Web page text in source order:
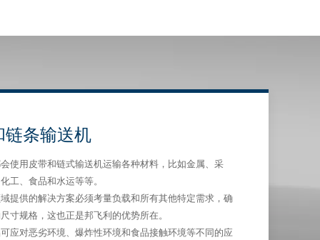
链条输送机
使用皮带和链式输送机运输各种材料，比如金属、采
工、食品和水运等等。
提供的解决方案必须考量负载和所有其他特定需求，确
寸规格，这也正是邦飞利的优势所在。
应对恶劣环境、爆炸性环境和食品接触环境等不同的应